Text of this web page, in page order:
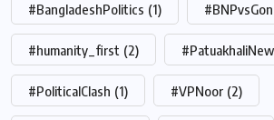
#BangladeshPolitics (1)
#humanity_first (2)
#PoliticalClash (1) #VPNoor (2)